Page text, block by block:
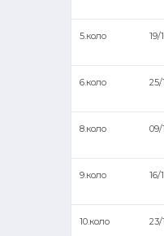
5.коло 19/
6.коло 25/
8.коло 09/
9.коло 16/
10.коло 23/